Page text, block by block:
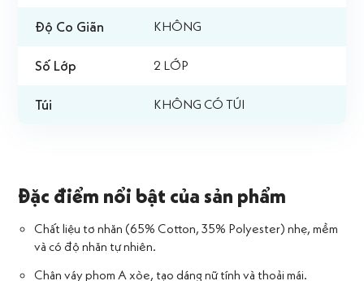
Độ Co Giãn KHÔNG
Số Lớp 2 LỚP
Túi KHÔNG CÓ TÚI
Đặc điểm nổi bật của sản phẩm
Chất liệu tơ nhăn (65% Cotton, 35% Polyester) nhẹ, mềm
và có độ nhăn tự nhiên.
Chân váy phom A xòe, tạo dáng nữ tính và thoải mái.